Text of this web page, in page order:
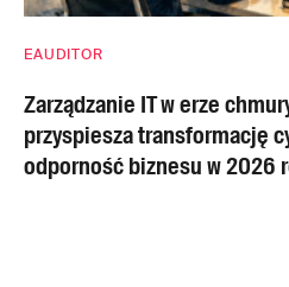
EAUDITOR
Zarządzanie IT w erze
przyspiesza transformację
odporność biznesu w 2026